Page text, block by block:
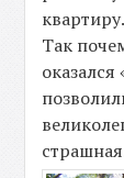
квартиру.
Так